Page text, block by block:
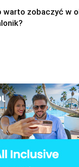
warto zobaczyć w